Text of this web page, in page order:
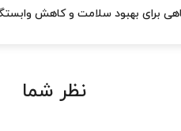
برای بهبود سلامت و کاهش
نظر شما